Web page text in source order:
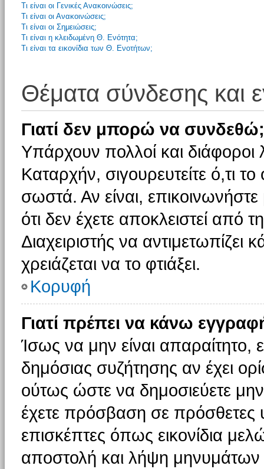
Τι είναι οι Γενικές Ανακοινώσεις;
Τι είναι οι Ανακοινώσεις;
Τι είναι οι Σημειώσεις;
Τι είναι η κλειδωμένη Θ. Ενότητα;
Τι είναι τα εικονίδια των Θ. Ενοτήτων;
Θέματα σύνδεσης και
Γιατί δεν μπορώ να συνδεθώ;
Υπάρχουν πολλοί και
Καταρχήν, σιγουρευτείτε ό,τι
σωστά. Αν είναι, επικοινωνήστε
ότι δεν έχετε αποκλειστεί από
Διαχειριστής να αντιμετωπίζει
χρειάζεται να το φτιάξει.
Κορυφή
Γιατί πρέπει να κάνω
Ίσως να μην είναι απαραίτητο,
δημόσιας συζήτησης αν έχει
ούτως ώστε να δημοσιεύετε
έχετε πρόσβαση σε πρόσθετες
επισκέπτες όπως εικονίδια
αποστολή και λήψη μηνυμάτων